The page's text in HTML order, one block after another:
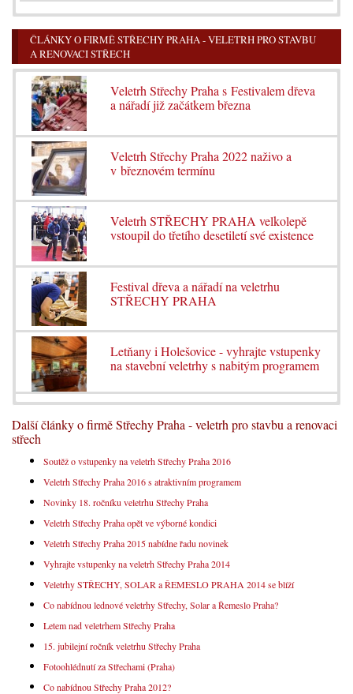
ČLÁNKY O FIRMĚ STŘECHY PRAHA - VELETRH PRO STAVBU
A RENOVACI STŘECH
Veletrh Střechy Praha s Festivalem dřeva
a nářadí již začátkem března
Veletrh Střechy Praha 2022 naživo a
v březnovém termínu
Veletrh STŘECHY PRAHA velkolepě
vstoupil do třetího desetiletí své existence
Festival dřeva a nářadí na veletrhu
STŘECHY PRAHA
Letňany i Holešovice - vyhrajte vstupenky
na stavební veletrhy s nabitým programem
Další články o firmě Střechy Praha - veletrh pro stavbu a renovaci
střech
Soutěž o vstupenky na veletrh Střechy Praha 2016
Veletrh Střechy Praha 2016 s atraktivním programem
Novinky 18. ročníku veletrhu Střechy Praha
Veletrh Střechy Praha opět ve výborné kondici
Veletrh Střechy Praha 2015 nabídne řadu novinek
Vyhrajte vstupenky na veletrh Střechy Praha 2014
Veletrhy STŘECHY, SOLAR a ŘEMESLO PRAHA 2014 se blíží
Co nabídnou lednové veletrhy Střechy, Solar a Řemeslo Praha?
Letem nad veletrhem Střechy Praha
15. jubilejní ročník veletrhu Střechy Praha
Fotoohlédnutí za Střechami (Praha)
Co nabídnou Střechy Praha 2012?